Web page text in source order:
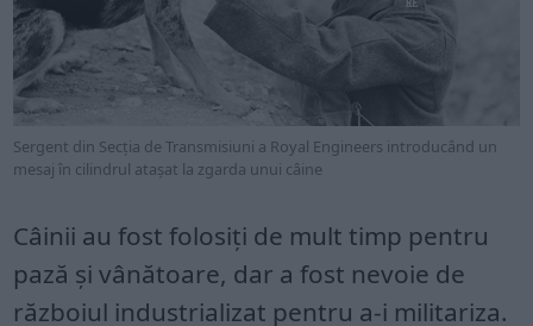
Sergent din Secția de Transmisiuni a Royal Engineers introducând un
mesaj în cilindrul atașat la zgarda unui câine
Câinii au fost folosiți de mult timp pentru
pază și vânătoare, dar a fost nevoie de
războiul industrializat pentru a-i militariza.